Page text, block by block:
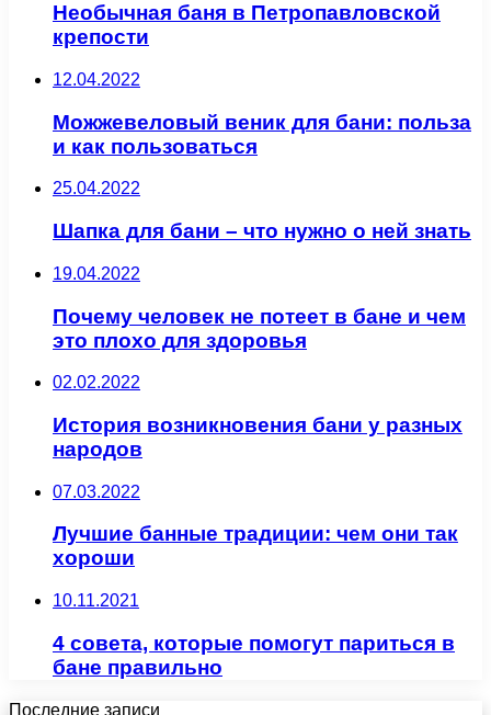
Необычная баня в Петропавловской
крепости
12.04.2022
Можжевеловый веник для бани: польза
и как пользоваться
25.04.2022
Шапка для бани – что нужно о ней знать
19.04.2022
Почему человек не потеет в бане и чем
это плохо для здоровья
02.02.2022
История возникновения бани у разных
народов
07.03.2022
Лучшие банные традиции: чем они так
хороши
10.11.2021
4 совета, которые помогут париться в
бане правильно
Последние записи